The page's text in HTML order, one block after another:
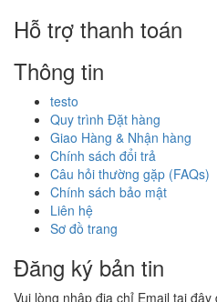
Hỗ trợ thanh toán
Thông tin
testo
Quy trình Đặt hàng
Giao Hàng & Nhận hàng
Chính sách đổi trả
Câu hỏi thường gặp (FAQs)
Chính sách bảo mật
Liên hệ
Sơ đồ trang
Đăng ký bản tin
Vui lòng nhập địa chỉ Email tại